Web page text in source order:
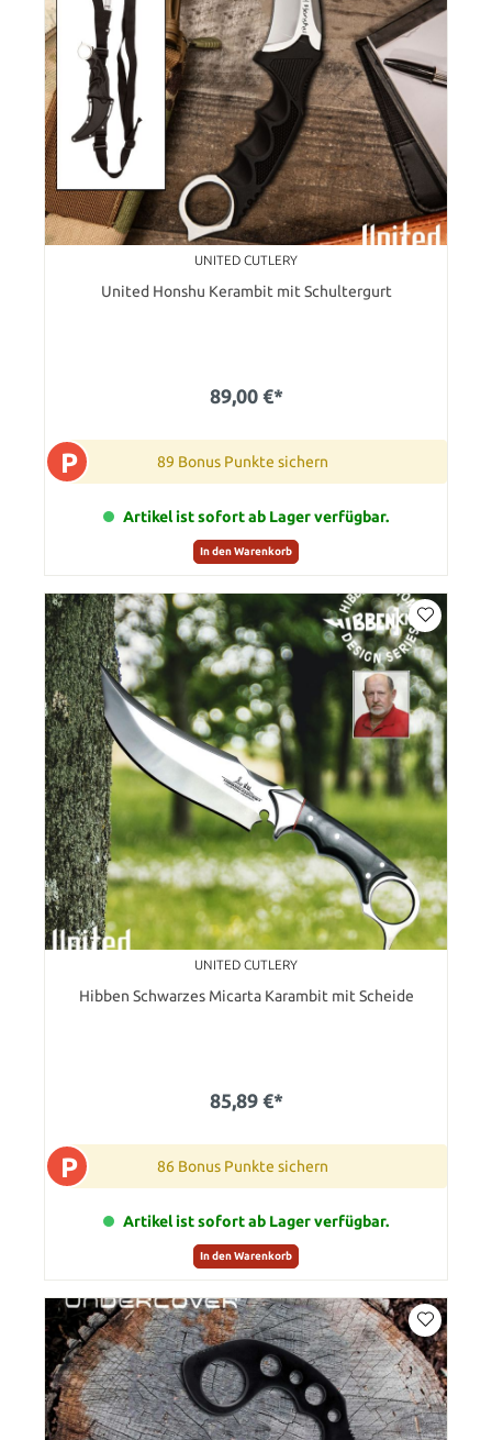
UNITED CUTLERY
United Honshu Kerambit mit Schultergurt
89,00 €*
P 89 Bonus Punkte sichern
Artikel ist sofort ab Lager verfügbar.
In den Warenkorb
UNITED CUTLERY
Hibben Schwarzes Micarta Karambit mit Scheide
85,89 €*
P 86 Bonus Punkte sichern
Artikel ist sofort ab Lager verfügbar.
In den Warenkorb